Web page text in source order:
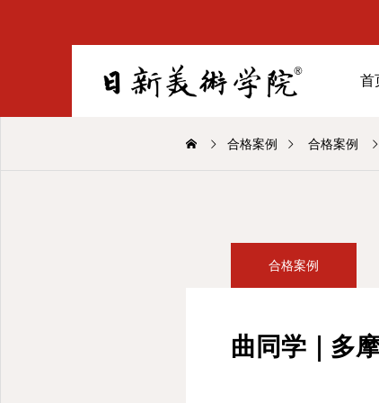
首
合格案例 合格案例
合格案例
曲同学｜多